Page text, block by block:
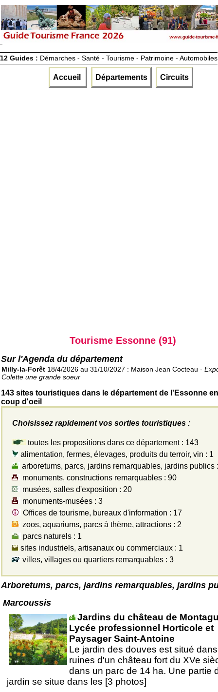
12 Guides : Démarches - Santé - Tourisme - Patrimoine - Automobiles
Accueil Départements Circuits
Tourisme Essonne (91)
Sur l'Agenda du département
Milly-la-Forêt 18/4/2026 au 31/10/2027 : Maison Jean Cocteau -
Colette une grande soeur
143 sites touristiques dans le département de l'Essonne
coup d'oeil
Choisissez rapidement vos sorties touristiques :
toutes les propositions dans ce département : 143
alimentation, fermes, élevages, produits du terroir, vin : 1
arboretums, parcs, jardins remarquables, jardins publics
monuments, constructions remarquables : 90
musées, salles d'exposition : 20
monuments-musées : 3
Offices de tourisme, bureaux d'information : 17
zoos, aquariums, parcs à thème, attractions : 2
parcs naturels : 1
sites industriels, artisanaux ou commerciaux : 1
villes, villages ou quartiers remarquables : 3
Arboretums, parcs, jardins remarquables, jardins
Marcoussis
Jardins du château de
Lycée professionnel Horticole et
Paysager Saint-Antoine
Le jardin des douves est situé
ruines d'un château fort du XVe
dans un parc de 14 ha. Une partie
jardin se situe dans les [3 photos]